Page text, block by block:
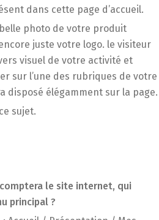
dans cette page d’accueil.
photo de votre produit
juste votre logo. le visiteur
visuel de votre activité et
sur l’une des rubriques de votre
disposé élégamment sur la page.
sujet.
le site internet, qui
figureront dans le menu principal ?